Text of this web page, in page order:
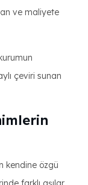
ve maliyete
çeviri sunan
kendine özgü